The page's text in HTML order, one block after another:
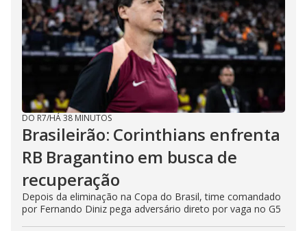
DO R7/HÁ 38 MINUTOS
Brasileirão: Corinthians enfrenta
RB Bragantino em busca de
recuperação
Depois da eliminação na Copa do Brasil, time comandado
por Fernando Diniz pega adversário direto por vaga no G5